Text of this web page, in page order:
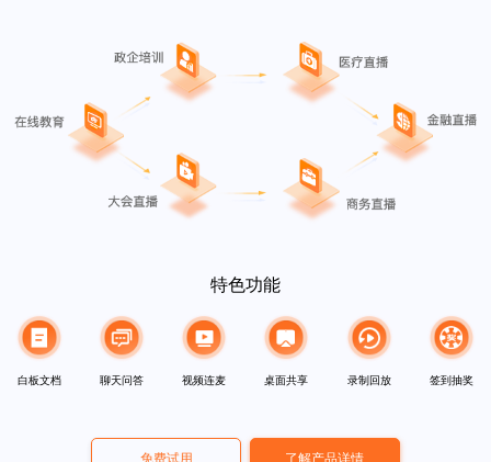
特色功能
白板文档 聊天问答 视频连麦 桌面共享 录制回放 签到抽奖
免费试用 了解产品详情